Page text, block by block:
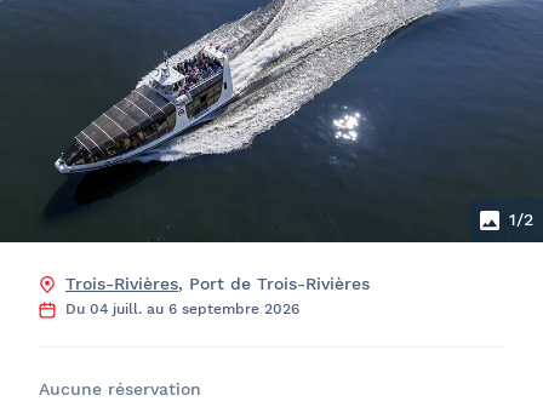
Trois-Rivières, Port de Trois-Rivières
Du 04 juill. au 6 septembre 2026
1/2
Aucune réservation